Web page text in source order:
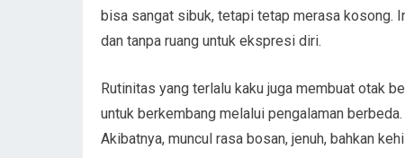
bisa sangat sibuk, tetapi tetap merasa kosong.
dan tanpa ruang untuk ekspresi diri.
Rutinitas yang terlalu kaku juga membuat otak
untuk berkembang melalui pengalaman
Akibatnya, muncul rasa bosan, jenuh, bahkan